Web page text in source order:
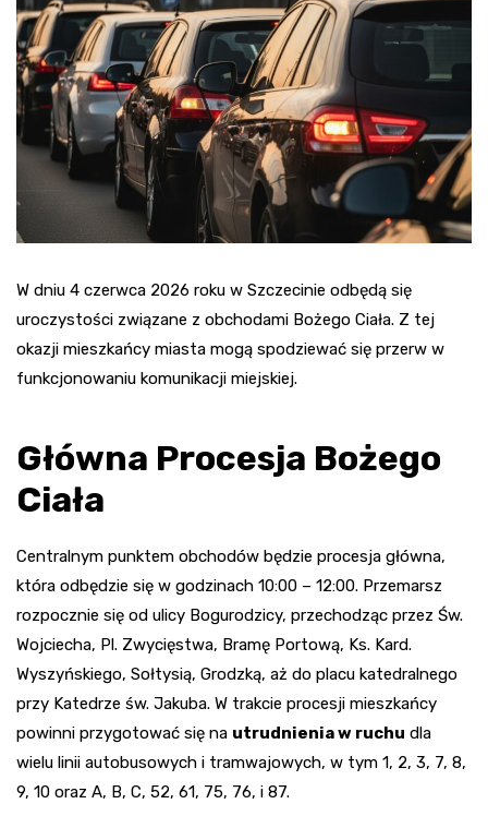
W dniu 4 czerwca 2026 roku w Szczecinie odbędą się
uroczystości związane z obchodami Bożego Ciała. Z tej
okazji mieszkańcy miasta mogą spodziewać się przerw w
funkcjonowaniu komunikacji miejskiej.
Główna Procesja Bożego
Ciała
Centralnym punktem obchodów będzie procesja główna,
która odbędzie się w godzinach 10:00 – 12:00. Przemarsz
rozpocznie się od ulicy Bogurodzicy, przechodząc przez Św.
Wojciecha, Pl. Zwycięstwa, Bramę Portową, Ks. Kard.
Wyszyńskiego, Sołtysią, Grodzką, aż do placu katedralnego
przy Katedrze św. Jakuba. W trakcie procesji mieszkańcy
powinni przygotować się na utrudnienia w ruchu dla
wielu linii autobusowych i tramwajowych, w tym 1, 2, 3, 7, 8,
9, 10 oraz A, B, C, 52, 61, 75, 76, i 87.